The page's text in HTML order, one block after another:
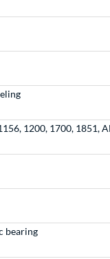
1200, 1700, 1851,
bearing